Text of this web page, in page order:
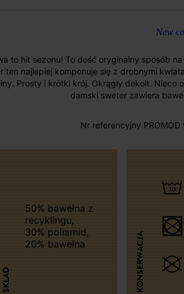
New
to hit sezonu! To dość oryginalny sposób
ten najlepiej komponuje się z drobnymi
Prosty i krótki krój. Okrągły dekolt. Nieco
damski sweter zawiera
Nr referencyjny
SKŁAD
50% bawełna z
recyklingu,
30% poliamid,
20% bawełna
KONSERWACJA